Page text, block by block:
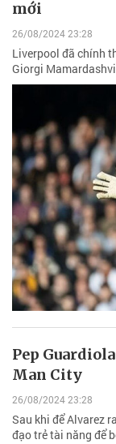
mới
26/08/2024 23:28
Liverpool đã chính
Giorgi
Pep
Man City
26/08/2024 23:28
Sau khi để Alvarez
đạo trẻ tài năng để